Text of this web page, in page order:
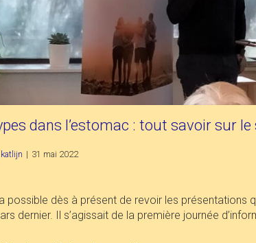
dans l’estomac : tout savoir sur le
katlijn | 31 mai 2022
possible dès à présent de revoir les présentations
dernier. Il s’agissait de la première journée